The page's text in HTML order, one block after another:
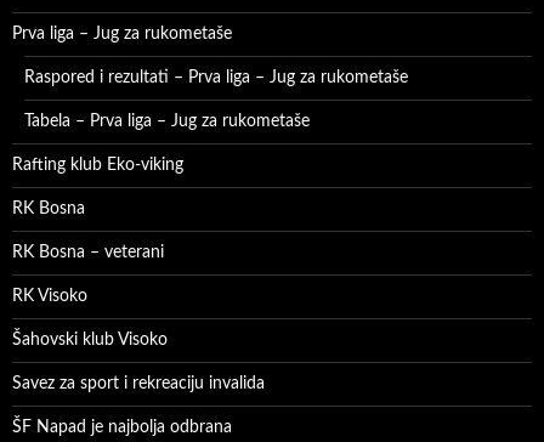
Prva liga – Jug za rukometaše
Raspored i rezultati – Prva liga – Jug za rukometaše
Tabela – Prva liga – Jug za rukometaše
Rafting klub Eko-viking
RK Bosna
RK Bosna – veterani
RK Visoko
Šahovski klub Visoko
Savez za sport i rekreaciju invalida
ŠF Napad je najbolja odbrana